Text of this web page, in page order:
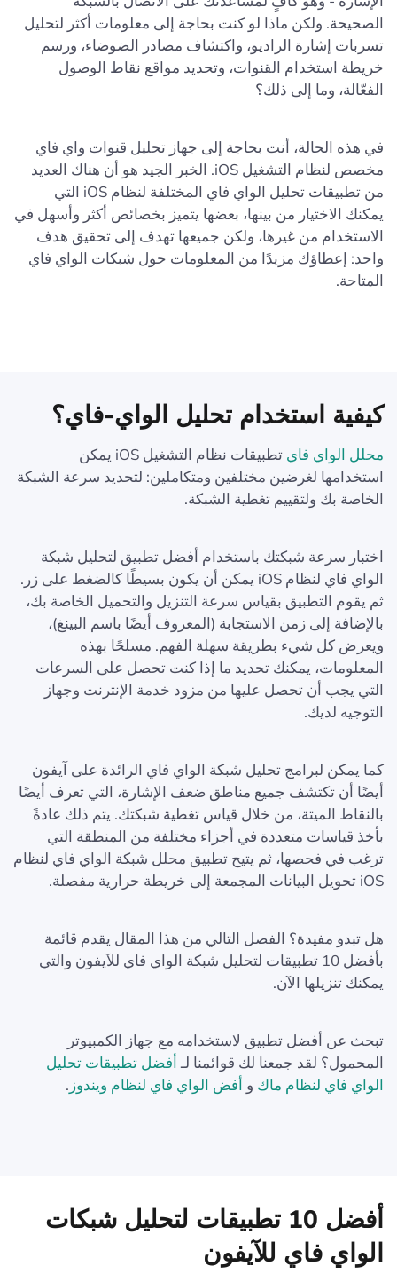
الصحيحة. ولكن ماذا لو كنت بحاجة إلى معلومات أكثر لتحليل
تسربات إشارة الراديو، واكتشاف مصادر الضوضاء، ورسم
خريطة استخدام القنوات، وتحديد مواقع نقاط الوصول
الفعّالة، وما إلى ذلك؟
في هذه الحالة، أنت بحاجة إلى جهاز تحليل قنوات واي فاي
مخصص لنظام التشغيل iOS. الخبر الجيد هو أن هناك العديد
من تطبيقات تحليل الواي فاي المختلفة لنظام iOS التي
يمكنك الاختيار من بينها، بعضها يتميز بخصائص أكثر وأسهل في
الاستخدام من غيرها، ولكن جميعها تهدف إلى تحقيق هدف
واحد: إعطاؤك مزيدًا من المعلومات حول شبكات الواي فاي
المتاحة.
كيفية استخدام تحليل الواي-فاي؟
محلل الواي فاي
تطبيقات نظام التشغيل iOS يمكن
استخدامها لغرضين مختلفين ومتكاملين: لتحديد سرعة الشبكة
الخاصة بك ولتقييم تغطية الشبكة.
اختبار سرعة شبكتك باستخدام أفضل تطبيق لتحليل شبكة
الواي فاي لنظام iOS يمكن أن يكون بسيطًا كالضغط على زر.
ثم يقوم التطبيق بقياس سرعة التنزيل والتحميل الخاصة بك،
بالإضافة إلى زمن الاستجابة (المعروف أيضًا باسم البينغ)،
ويعرض كل شيء بطريقة سهلة الفهم. مسلحًا بهذه
المعلومات، يمكنك تحديد ما إذا كنت تحصل على السرعات
التي يجب أن تحصل عليها من مزود خدمة الإنترنت وجهاز
التوجيه لديك.
كما يمكن لبرامج تحليل شبكة الواي فاي الرائدة على آيفون
أيضًا أن تكتشف جميع مناطق ضعف الإشارة، التي تعرف أيضًا
بالنقاط الميتة، من خلال قياس تغطية شبكتك. يتم ذلك عادةً
بأخذ قياسات متعددة في أجزاء مختلفة من المنطقة التي
ترغب في فحصها، ثم يتيح تطبيق محلل شبكة الواي فاي لنظام
iOS تحويل البيانات المجمعة إلى خريطة حرارية مفصلة.
هل تبدو مفيدة؟ الفصل التالي من هذا المقال يقدم قائمة
بأفضل 10 تطبيقات لتحليل شبكة الواي فاي للآيفون والتي
يمكنك تنزيلها الآن.
تبحث عن أفضل تطبيق لاستخدامه مع جهاز الكمبيوتر
المحمول؟ لقد جمعنا لك قوائمنا لـأفضل تطبيقات تحليل
الواي فاي لنظام ماك و أفض الواي فاي لنظام ويندوز .
أفضل 10 تطبيقات لتحليل شبكات
الواي فاي للآيفون